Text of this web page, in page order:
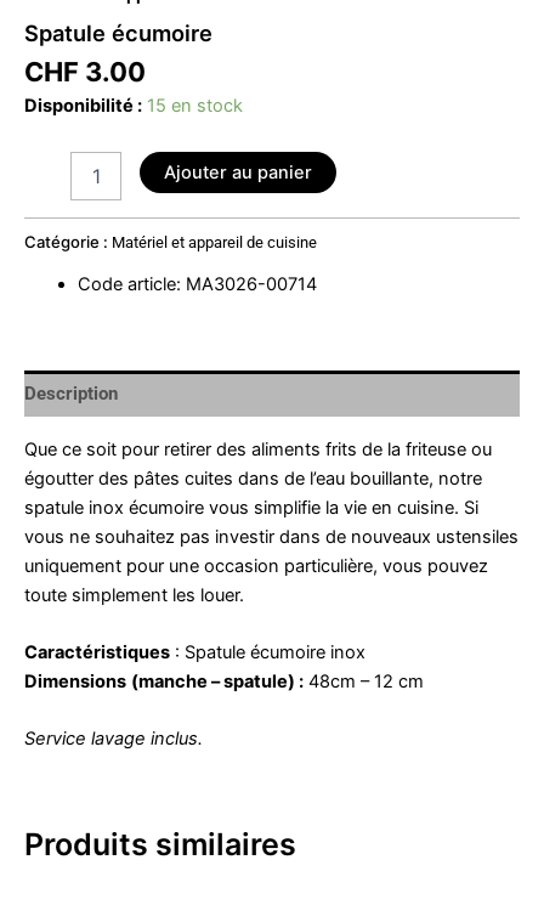
Spatule écumoire
CHF 3.00
Disponibilité : 15 en stock
Ajouter au panier
Catégorie : Matériel et appareil de cuisine
Code article: MA3026-00714
Description
Que ce soit pour retirer des aliments frits de la friteuse ou
égoutter des pâtes cuites dans de l’eau bouillante, notre
spatule inox écumoire vous simplifie la vie en cuisine. Si
vous ne souhaitez pas investir dans de nouveaux ustensiles
uniquement pour une occasion particulière, vous pouvez
toute simplement les louer.
Caractéristiques : Spatule écumoire inox
Dimensions (manche – spatule) : 48cm – 12 cm
Service lavage inclus.
Produits similaires